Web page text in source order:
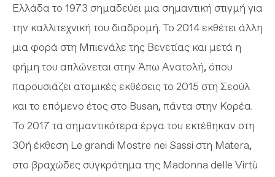
Ελλάδα το 1973 σημαδεύει μια σημαντική στιγμή για
την καλλιτεχνική του διαδρομή. Το 2014 εκθέτει άλλη
μια φορά στη Μπιενάλε της Βενετίας και μετά η
φήμη του απλώνεται στην Άπω Ανατολή, όπου
παρουσιάζει ατομικές εκθέσεις το 2015 στη Σεούλ
και το επόμενο έτος στο Busan, πάντα στην Κορέα.
Το 2017 τα σημαντικότερα έργα του εκτέθηκαν στη
30ή έκθεση Le grandi Mostre nei Sassi στη Matera,
στο βραχώδες συγκρότημα της Μadonna delle Virtù